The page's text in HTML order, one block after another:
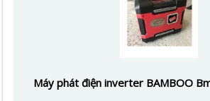
Máy phát điện inverter BAMBOO